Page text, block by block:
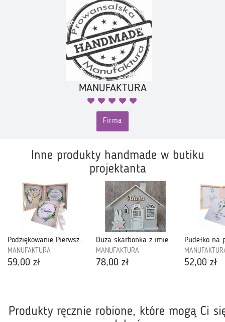
MANUFAKTURA
Firma
Inne produkty handmade w butiku
projektanta
Podziękowanie Pierwsza Komunia-PKZ05
MANUFAKTURA
59,00 zł
Duża skarbonka z imieniem-XXL06
MANUFAKTURA
78,00 zł 52,00 zł
Produkty ręcznie robione, które mogą Ci